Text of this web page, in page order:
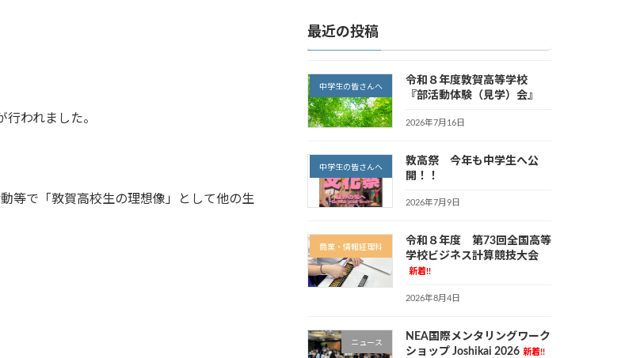
われました。
等で「敦賀高校生の理想像」として他の生
最近の投稿
中学生の皆さんへ
令和８年度敦賀高等学校
『部活動体験（見学）会』
2026年7月16日
中学生の皆さんへ
敦高祭 今年も中学生へ公
開！！
2026年7月9日
商業・情報経理科
令和８年度 第73回全国高等
学校ビジネス計算競技大会
新着!!
2026年8月4日
ニュース
NEA国際メンタリングワーク
ショップ Joshikai 2026 新着!!